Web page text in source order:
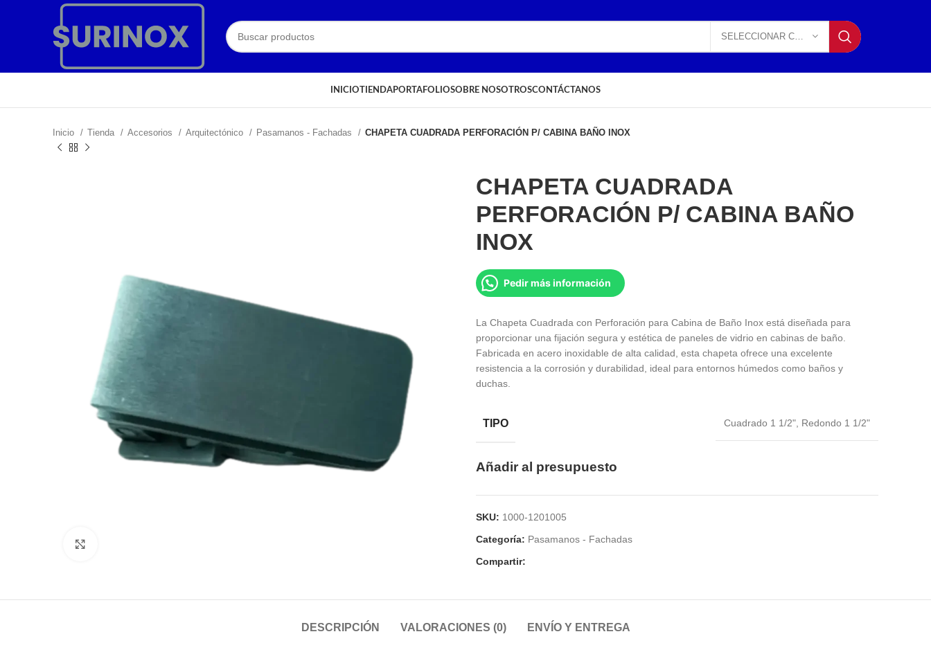
INICIOTIENDAPORTAFOLIOSOBRE NOSOTROSCONTÁCTANOS
Inicio Tienda Accesorios Arquitectónico Pasamanos - Fachadas CHAPETA CUADRADA PERFORACIÓN P/ CABINA BAÑO INOX
CHAPETA CUADRADA
PERFORACIÓN P/ CABINA BAÑO
INOX
Pedir más información
La Chapeta Cuadrada con Perforación para Cabina de Baño Inox está diseñada para
proporcionar una fijación segura y estética de paneles de vidrio en cabinas de baño.
Fabricada en acero inoxidable de alta calidad, esta chapeta ofrece una excelente
resistencia a la corrosión y durabilidad, ideal para entornos húmedos como baños y
duchas.
TIPO Cuadrado 1 1/2", Redondo 1 1/2"
Añadir al presupuesto
SKU: 1000-1201005
Categoría: Pasamanos - Fachadas
Compartir:
DESCRIPCIÓN VALORACIONES (0) ENVÍO Y ENTREGA